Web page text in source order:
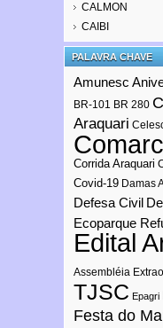
CALMON
CAIBI
PALAVRA CHAVE
Amunesc
BR-101 BR 280
Araquari
Corrida Araquari
Covid-19 Damas
Defesa Civil
Ecoparque
Edital
Assembléia
TJSC Epagri
Festa do